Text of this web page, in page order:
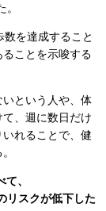
を達成すること
ことを示唆する
という人や、体
、週に数日だけ
れることで、健
、
リスクが低下した